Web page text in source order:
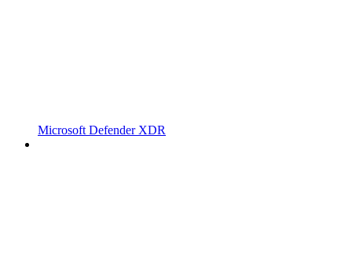
Microsoft Defender XDR